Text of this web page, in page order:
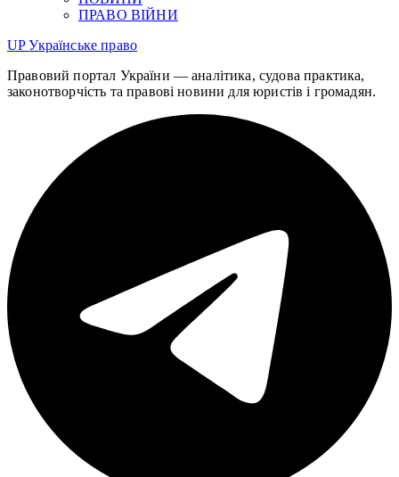
ПРАВО ВІЙНИ
UPУкраїнське право
Правовий портал України — аналітика, судова практика,
законотворчість та правові новини для юристів і громадян.